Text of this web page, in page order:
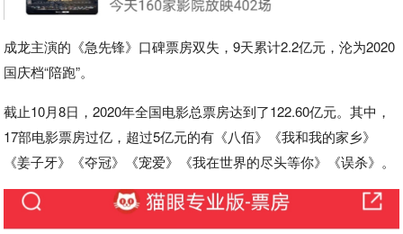
成龙主演的《急先锋》口碑票房双失，9天累计2.2亿元，沦为2020
国庆档“陪跑”。
截止10月8日，2020年全国电影总票房达到了122.60亿元。其中，
17部电影票房过亿，超过5亿元的有《八佰》《我和我的家乡》
《姜子牙》《夺冠》《宠爱》《我在世界的尽头等你》《误杀》。